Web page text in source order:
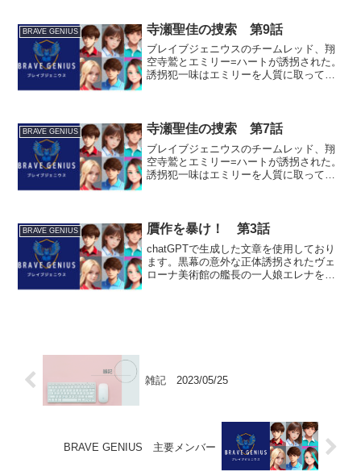
り、数世紀にわたって...
BRAVE GENIUS 寺瀬聖佳の捜索 第9話
ブレイブジェニウスのチームレッド、翔
空寺鷲とエミリー=ハートが誘拐された。
誘拐犯一味はエミリーを人質に取って鷲
敵に拉致された鷹松優姫...
BRAVE GENIUS 寺瀬聖佳の捜索 第7話
ブレイブジェニウスのチームレッド、翔
空寺鷲とエミリー=ハートが誘拐された。
誘拐犯一味はエミリーを人質に取って鷲
の小林陽菜が接触。共に...
BRAVE GENIUS 贋作を暴け！ 第3話
chatGPTで生成した文章を使用しており
ます。黒幕の意外な正体誘拐されたヴェ
ローナ美術館の艦長の一人娘エレナを救
雑記 2023/05/25
BRAVE GENIUS 主要メンバー